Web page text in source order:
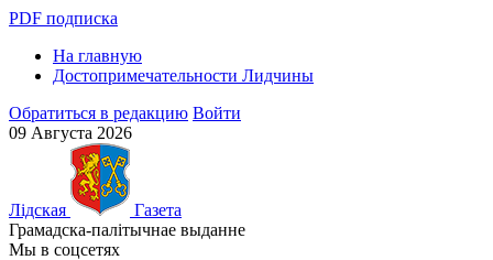
PDF подписка
На главную
Достопримечательности Лидчины
Обратиться в редакцию Войти
09 Августа 2026
Лiдская
Газета
Грамадска-палiтычнае выданне
Мы в соцсетях